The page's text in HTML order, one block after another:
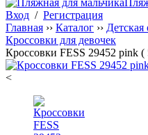
Вход / Регистрация
Главная ›› Каталог ›› Детская
Кроссовки для девочек
Кроссовки FESS 29452 pink (
<